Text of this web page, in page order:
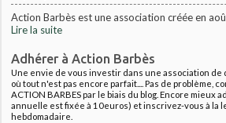
Action Barbès est une association créée en
Lire la suite
Adhérer à Action Barbès
Une envie de vous investir dans une association
où tout n'est pas encore parfait.... Pas de problème,
ACTION BARBES par le biais du blog. Encore mieux
annuelle est fixée à 10euros) et inscrivez-vous à la
hebdomadaire.